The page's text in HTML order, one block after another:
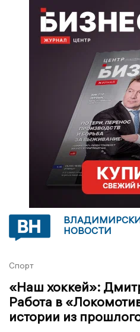
НОВОСТИ
Спорт
«Наш хоккей»:
Работа в
истории из